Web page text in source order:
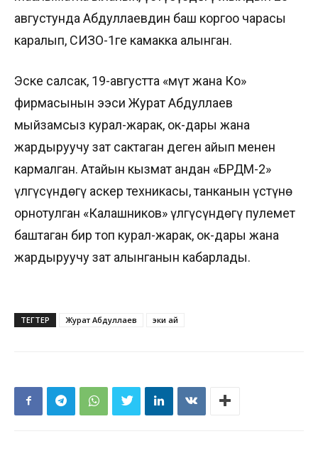
августунда Абдуллаевдин баш коргоо чарасы
каралып, СИЗО-1ге камакка алынган.
Эске салсак, 19-августта «Үмүт жана Ко»
фирмасынын ээси Журат Абдуллаев
мыйзамсыз курал-жарак, ок-дары жана
жардыруучу зат сактаган деген айып менен
кармалган. Атайын кызмат андан «БРДМ-2»
үлгүсүндөгү аскер техникасы, танканын үстүнө
орнотулган «Калашников» үлгүсүндөгү пулемет
баштаган бир топ курал-жарак, ок-дары жана
жардыруучу зат алынганын кабарлады.
ТЕГТЕР Журат Абдуллаев эки ай